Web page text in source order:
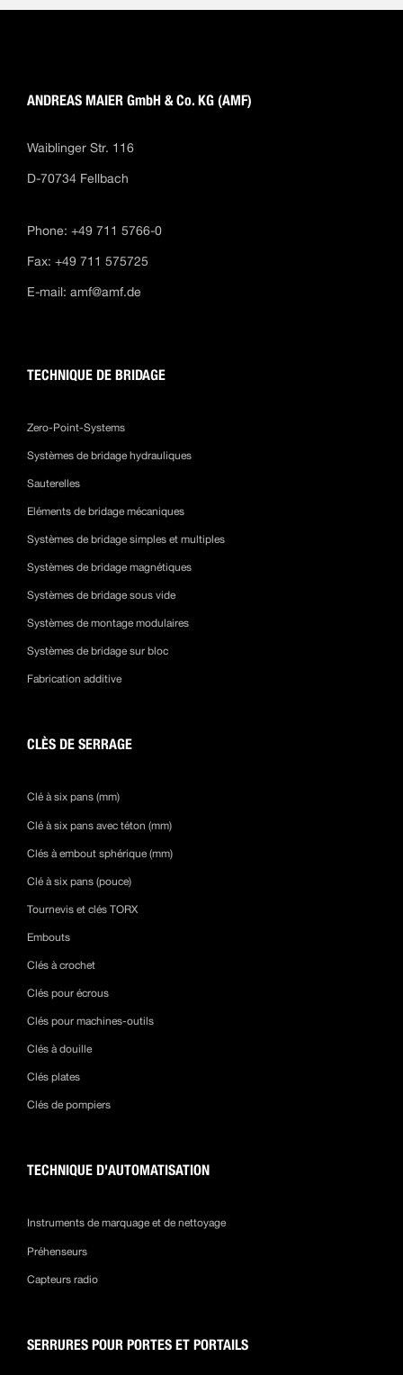
ANDREAS MAIER GmbH & Co. KG (AMF)
Waiblinger Str. 116
D-70734 Fellbach
Phone: +49 711 5766-0
Fax: +49 711 575725
E-mail: amf@amf.de
TECHNIQUE DE BRIDAGE
Zero-Point-Systems
Systèmes de bridage hydrauliques
Sauterelles
Eléments de bridage mécaniques
Systèmes de bridage simples et multiples
Systèmes de bridage magnétiques
Systèmes de bridage sous vide
Systèmes de montage modulaires
Systèmes de bridage sur bloc
Fabrication additive
CLÈS DE SERRAGE
Clé à six pans (mm)
Clé à six pans avec téton (mm)
Clés à embout sphérique (mm)
Clé à six pans (pouce)
Tournevis et clés TORX
Embouts
Clés à crochet
Clés pour écrous
Clés pour machines-outils
Clés à douille
Clés plates
Clés de pompiers
TECHNIQUE D'AUTOMATISATION
Instruments de marquage et de nettoyage
Préhenseurs
Capteurs radio
SERRURES POUR PORTES ET PORTAILS